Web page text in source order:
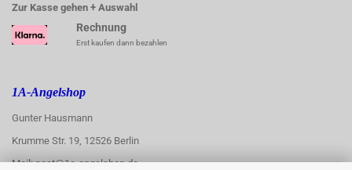
Zur Kasse gehen + Auswahl
Rechnung
Erst kaufen dann bezahlen
1A-Angelshop
Gunter Hausmann
Krumme Str. 19, 12526 Berlin
Mail: post@1a-angelshop.de